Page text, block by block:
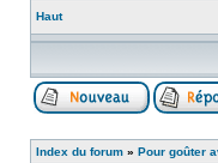
Haut
Index du forum » Pour goûter